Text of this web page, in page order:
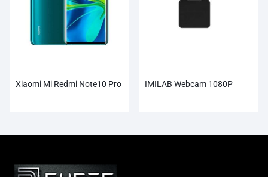
Xiaomi Mi Redmi Note10 Pro IMILAB Webcam 1080P